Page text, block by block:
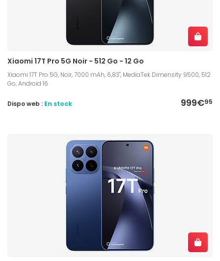
Xiaomi 17T Pro 5G Noir - 512 Go - 12 Go
Xiaomi 17T Pro 5G, Noir, 7000 mAh, 6,83", MediaTek Dimensity 9500, 512
Go, Android 16
999€95
Dispo web : En stock